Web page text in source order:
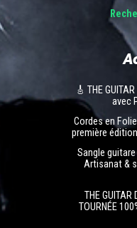
🎸 THE
avec
Cordes en
première
Sangle
Artisanat &
THE GUITAR
TOURNÉE